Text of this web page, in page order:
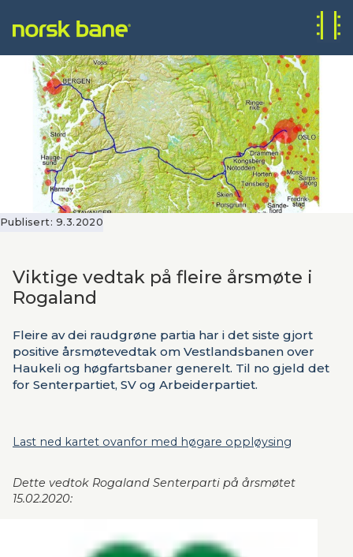
Publisert: 9.3.2020
Viktige vedtak på fleire årsmøte i
Rogaland
Fleire av dei raudgrøne partia har i det siste gjort
positive årsmøtevedtak om Vestlandsbanen over
Haukeli og høgfartsbaner generelt. Til no gjeld det
for Senterpartiet, SV og Arbeiderpartiet.
Last ned kartet ovanfor med høgare oppløysing
Dette vedtok Rogaland Senterparti på årsmøtet
15.02.2020: